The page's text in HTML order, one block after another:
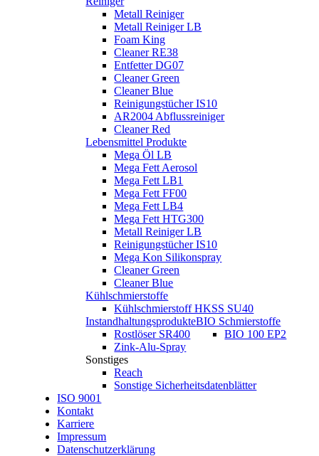
Metall Reiniger
Metall Reiniger LB
Foam King
Cleaner RE38
Entfetter DG07
Cleaner Green
Cleaner Blue
Reinigungstücher IS10
AR2004 Abflussreiniger
Cleaner Red
Lebensmittel Produkte
Mega Öl LB
Mega Fett Aerosol
Mega Fett LB1
Mega Fett FF00
Mega Fett LB4
Mega Fett HTG300
Metall Reiniger LB
Reinigungstücher IS10
Mega Kon Silikonspray
Cleaner Green
Cleaner Blue
Kühlschmierstoffe
Kühlschmierstoff HKSS SU40
Instandhaltungsprodukte
Rostlöser SR400
Zink-Alu-Spray
BIO Schmierstoffe
BIO 100 EP2
Sonstiges
Reach
Sonstige Sicherheitsdatenblätter
ISO 9001
Kontakt
Karriere
Impressum
Datenschutzerklärung